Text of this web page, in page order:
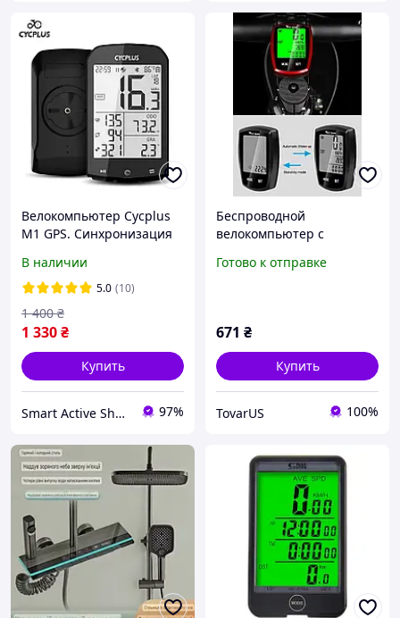
Велокомпьютер Cycplus
M1 GPS. Синхронизация
датчиков пульса, каденса,
2 крепления, Type C
В наличии
5.0 (10)
1 330₴
1 400 ₴
Купить
Smart Active Shop - розумний магазин 97%
Беспроводной
велокомпьютер с
температуры,
Готово к отправке
671 ₴
Купить
TovarUS 100%